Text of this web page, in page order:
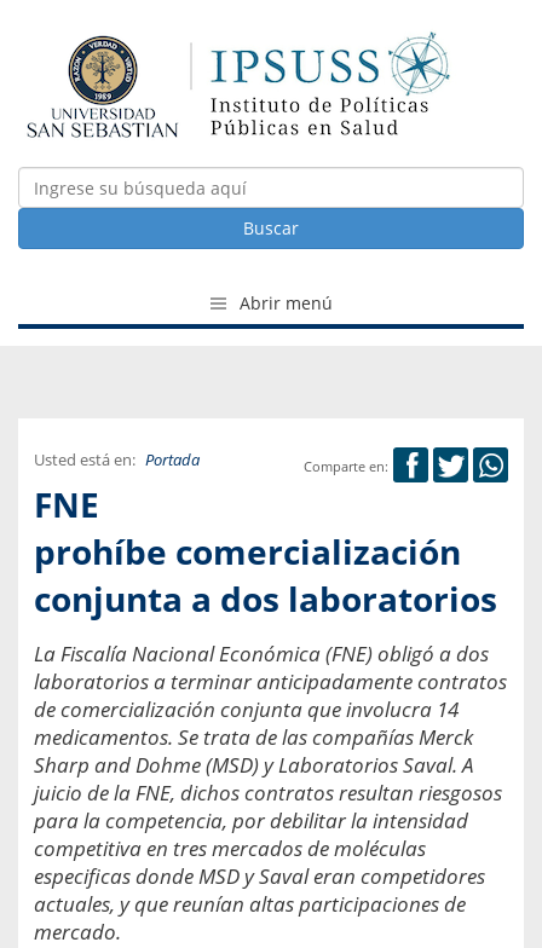
Buscar
Abrir menú
Comparte en:
Usted está en: Portada
FNE
prohíbe comercialización
conjunta a dos laboratorios
La Fiscalía Nacional Económica (FNE) obligó a dos
laboratorios a terminar anticipadamente contratos
de comercialización conjunta que involucra 14
medicamentos. Se trata de las compañías Merck
Sharp and Dohme (MSD) y Laboratorios Saval. A
juicio de la FNE, dichos contratos resultan riesgosos
para la competencia, por debilitar la intensidad
competitiva en tres mercados de moléculas
especificas donde MSD y Saval eran competidores
actuales, y que reunían altas participaciones de
mercado.